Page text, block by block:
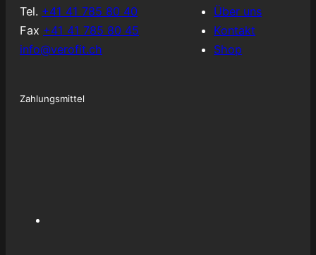
Tel. +41 41 785 80 40
Fax +41 41 785 80 45
info@verofit.ch
Über uns
Kontakt
Shop
Zahlungsmittel